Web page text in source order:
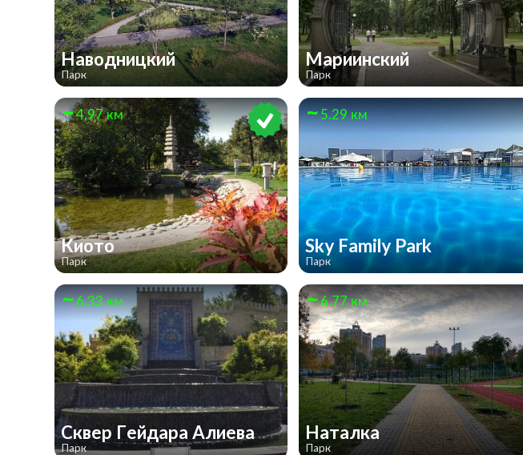
Наводницкий
Парк
Мариинский
Парк
4.97 км
Киото
Парк
5.29 км
Sky Family Park
Парк
6.33 км
Сквер Гейдара Алиева
Парк
6.77 км
Наталка
Парк